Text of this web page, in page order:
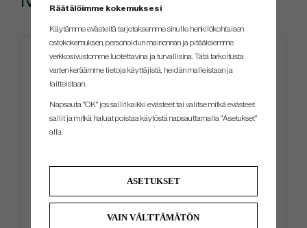
Limited edition
Odyssey Limited Edition St.
Headcover
€297
Räätälöimme kokemuksesi
Käytämme evästeitä tarjotaksemme sinulle henkilökohtaisen
ostokokemuksen, personoidun mainonnan ja pitääksemme
verkkosivustomme luotettavina ja turvallisina. Tätä tarkoitusta
varten keräämme tietoja käyttäjistä, heidän malleistaan ​​ja
laitteistaan.
Napsauta "OK" jos sallit kaikki evästeet tai valitse mitkä evästeet
sallit ja mitkä haluat poistaa käytöstä napsauttamalla "Asetukset"
alla.
ASETUKSET
VAIN VÄLTTÄMÄTÖN